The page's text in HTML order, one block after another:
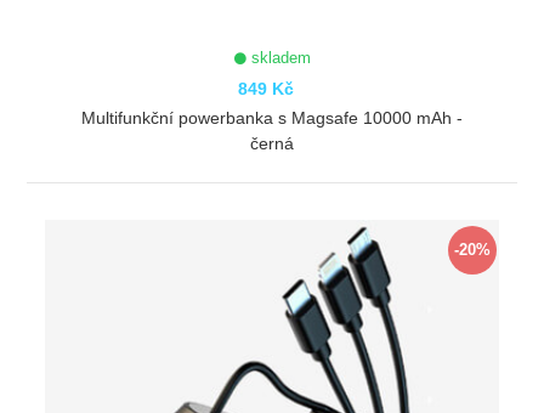
skladem
849 Kč
Multifunkční powerbanka s Magsafe 10000 mAh -
černá
-20%